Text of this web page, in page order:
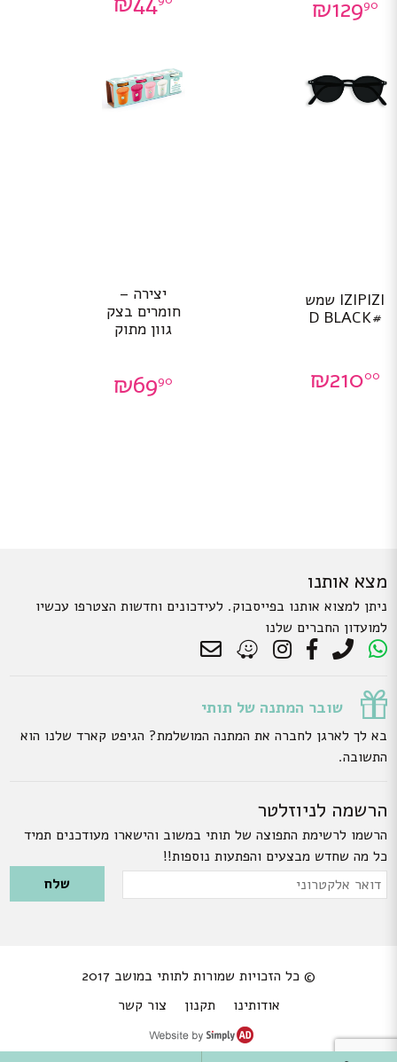
₪12990
IZIPIZI שמש
#D BLACK
₪21000
יצירה –
חומרים בצק
גוון מתוק
₪6990
מצא אותנו
ניתן למצוא אותנו בפייסבוק. לעידכונים וחדשות הצטרפו עכשיו
למועדון החברים שלנו
שובר המתנה של תותי
בא לך לארגן לחברה את המתנה המושלמת? הגיפט קארד שלנו הוא
התשובה.
הרשמה לניוזלטר
הרשמו לרשימת התפוצה של תותי במשוב והישארו מעודכנים תמיד
כל מה שחדש מבצעים והפתעות נוספות!!
Please leave this field empty.
דואר
© כל הזכויות שמורות לתותי במושב 2017
אודותינו
תקנון צור קשר